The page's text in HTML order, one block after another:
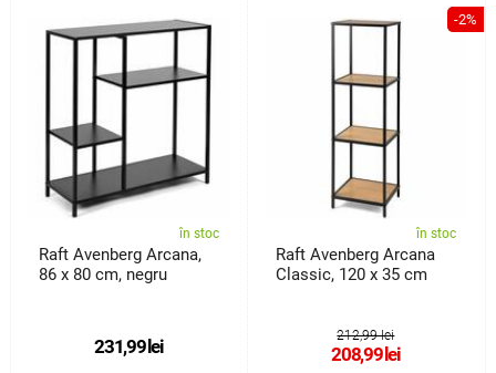
în stoc
Raft Avenberg Arcana,
86 x 80 cm, negru
231,99lei
-2%
în stoc
Raft Avenberg Arcana
Classic, 120 x 35 cm
212,99 lei
208,99lei